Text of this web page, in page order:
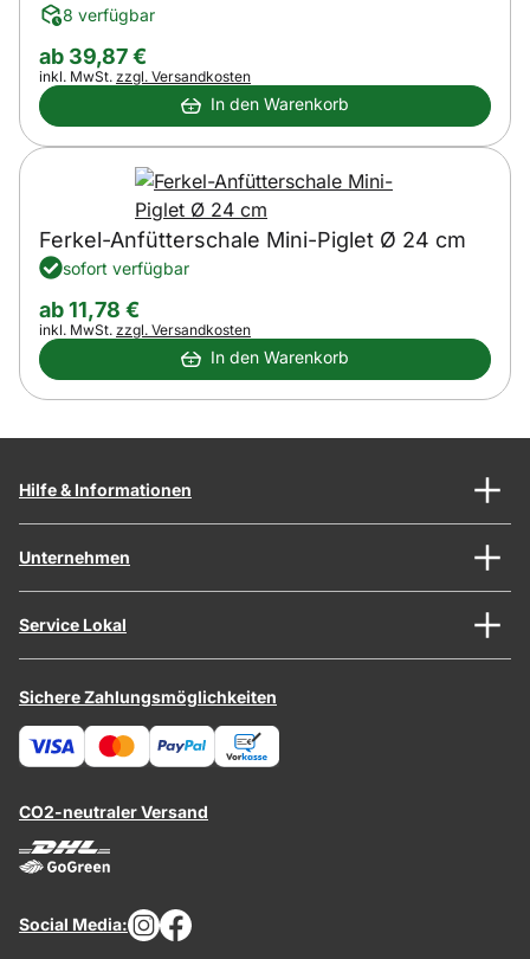
8 verfügbar
ab:
ab 39,87€
Steuerhinweis:
inkl. MwSt. zzgl. Versandkosten
In den Warenkorb
Ferkel-Anfütterschale Mini-Piglet Ø 24 cm
sofort verfügbar
ab:
ab11,78 €
Steuerhinweis:
inkl. MwSt. zzgl. Versandkosten
In den Warenkorb
Hilfe & Informationen
Unternehmen
Service Lokal
Sichere Zahlungsmöglichkeiten
CO2-neutraler Versand
Social Media: